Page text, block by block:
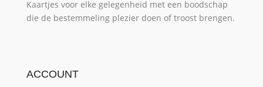
Kaartjes voor elke gelegenheid met een boodschap
die de bestemmeling plezier doen of troost brengen.
ACCOUNT